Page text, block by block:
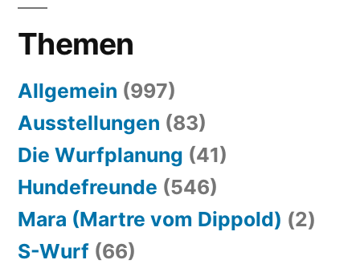
Themen
Allgemein (997)
Ausstellungen (83)
Die Wurfplanung (41)
Hundefreunde (546)
Mara (Martre vom Dippold) (2)
S-Wurf (66)